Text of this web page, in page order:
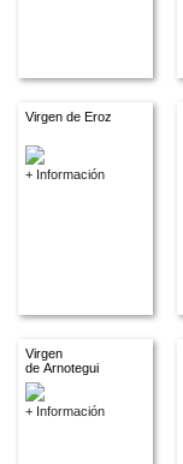
Virgen de Eroz
+ Información
Virgen
de Arnotegui
+ Información